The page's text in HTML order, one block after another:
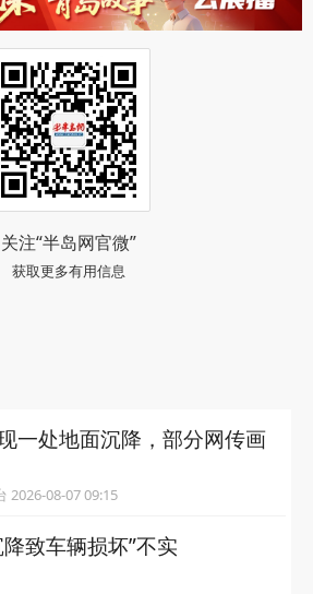
关注“半岛网官微”
获取更多有用信息
一处地面沉降，部分网传画
中国互联网联合辟谣平台 2026-08-07 09:15
致车辆损坏”不实